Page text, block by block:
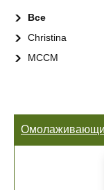
Все
Christina
MCCM